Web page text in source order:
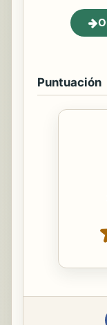
Puntuación